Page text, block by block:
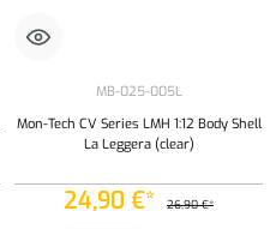
MB-025-005L
Mon-Tech CV Series LMH 1:12 Body Shell
La Leggera (clear)
24,90 €* 26,90 €*